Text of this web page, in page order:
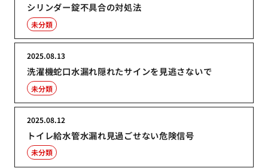
シリンダー錠不具合の対処法
未分類
洗濯機蛇口水漏れ隠れたサインを見逃さないで
2025.08.13
未分類
トイレ給水管水漏れ見過ごせない危険信号
2025.08.12
未分類